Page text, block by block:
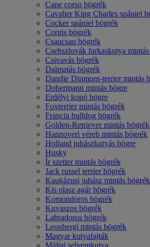
Cane corso bögrék
Cavalier King Charles spániel
Cocker spániel bögrék
Corgis bögrék
Csaucsau bögrék
Csehszlovák farkaskutya
Csivavás bögrék
Dalmatás bögrék
Dandie Dinmont-terrier mintás
Dobermann mintás bögre
Erdélyi kopó bögre
Foxterrier mintás bögrék
Francia bulldog bögrék
Golden-Retriever mintás bögrék
Hannoveri véreb mintás bögrék
Holland juhászkutyás bögre
Husky
Ír szetter mintás bögrék
Jack russel terrier bögrék
Kaukázusi juhász mintás bögrék
Kis olasz agár bögrék
Komondoros bögrék
Kuvaszos bögrék
Labradoros bögrék
Leonbergi mintás bögrék
Magyar kutyafajták
Máltai selyemkutya